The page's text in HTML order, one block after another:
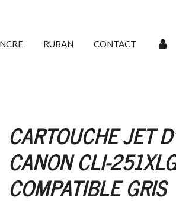
RUBAN CONTACT
CARTOUCHE JET
CANON CLI-
COMPATIBLE GRIS